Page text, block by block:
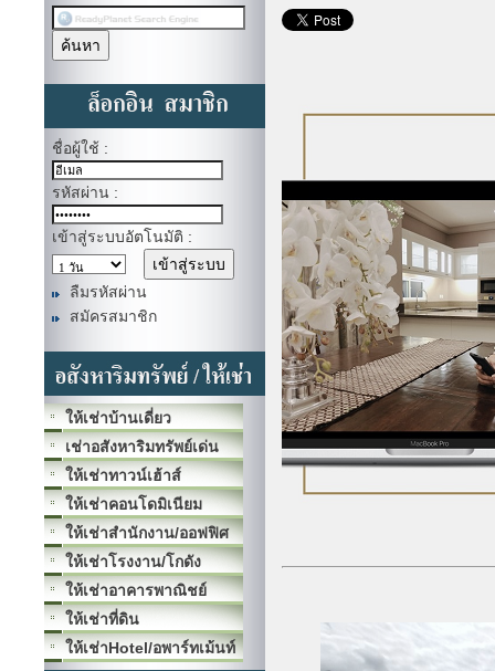
ชื่อผู้ใช้ :
รหัสผ่าน :
เข้าสู่ระบบอัตโนมัติ :
ลืมรหัสผ่าน
สมัครสมาชิก
ให้เช่าบ้านเดี่ยว
เช่าอสังหาริมทรัพย์เด่น
ให้เช่าทาวน์เฮ้าส์
ให้เช่าคอนโดมิเนียม
ให้เช่าสำนักงาน/ออฟฟิศ
ให้เช่าโรงงาน/โกดัง
ให้เช่าอาคารพาณิชย์
ให้เช่าที่ดิน
ให้เช่าHotel/อพาร์ทเม้นท์